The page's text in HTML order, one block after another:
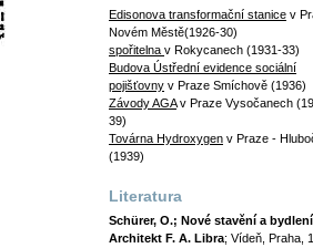
Edisonova transformační stanice v
Novém Městě(1926-30)
spořitelna v Rokycanech (1931-33)
Budova Ústřední evidence sociální
pojišťovny v Praze Smíchově (1936)
Závody AGAv Praze Vysočanech
39)
Továrna Hydroxygen v Praze -
(1939)
Literatura
Schürer, O.; Nové stavění a
Architekt F. A. Libra; Vídeň, Praha,